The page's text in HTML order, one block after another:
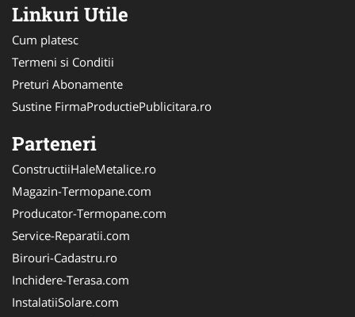
Linkuri Utile
Cum platesc
Termeni si Conditii
Preturi Abonamente
Sustine FirmaProductiePublicitara.ro
Parteneri
ConstructiiHaleMetalice.ro
Magazin-Termopane.com
Producator-Termopane.com
Service-Reparatii.com
Birouri-Cadastru.ro
Inchidere-Terasa.com
InstalatiiSolare.com